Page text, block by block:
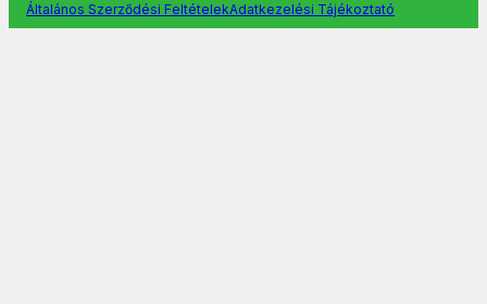
Általános Szerződési FeltételekAdatkezelési Tájékoztató